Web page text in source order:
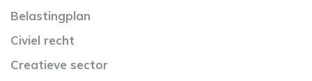
Belastingplan
Civiel recht
Creatieve sector